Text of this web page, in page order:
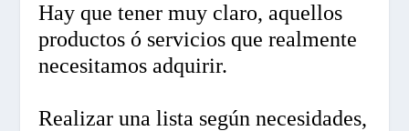
Hay que tener muy claro, aquellos
productos ó servicios que realmente
necesitamos adquirir.
Realizar una lista según necesidades,